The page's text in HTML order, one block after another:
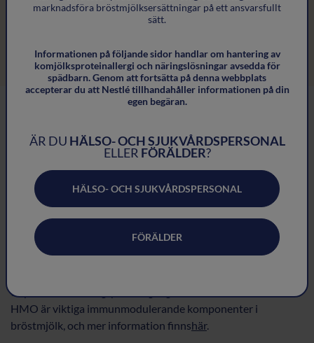
Andra kolhydrater i
bröstmjölk
HMO är en komplex blandning av oligosackarider. Varje
barn – det mest fulländade, skräddarsydda livsmedlet.
Det finns cirka 200 HMO:s i bröstmjölk, men
tidpunkt för amning, paritet, geografi och andra faktorer.
HMO är viktiga immunmodulerande komponenter i
bröstmjölk, och mer information finnshär.
marknadsföra bröstmjölksersättningar på ett ansvarsfullt
sätt.
Informationen på följande sidor handlar om hantering av
komjölksproteinallergi och näringslösningar avsedda för
spädbarn. Genom att fortsätta på denna webbplats
accepterar du att Nestlé tillhandahåller informationen på din
egen begäran.
ÄR DU HÄLSO- OCH SJUKVÅRDSPERSONAL
ELLER FÖRÄLDER?
HÄLSO- OCH SJUKVÅRDSPERSONAL
FÖRÄLDER